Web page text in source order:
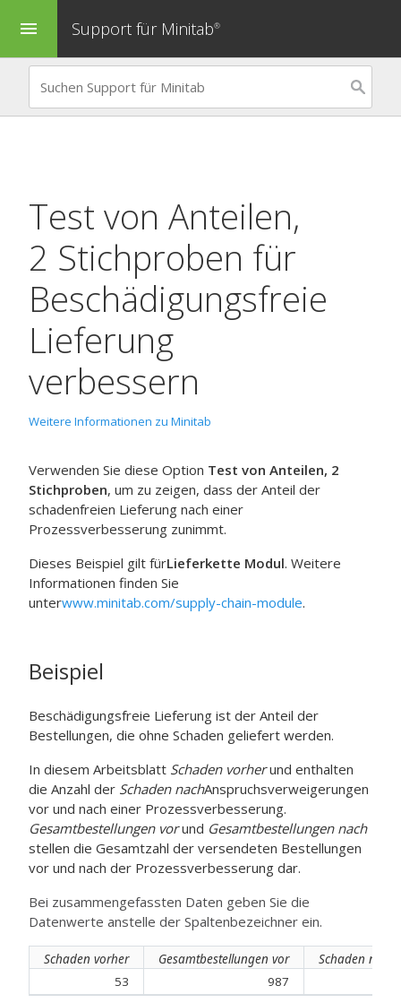
menu Support für Minitab®
Test von Anteilen,
2 Stichproben für
Beschädigungsfreie
Lieferung
verbessern
Weitere Informationen zu Minitab
Verwenden Sie diese Option Test von Anteilen, 2
Stichproben, um zu zeigen, dass der Anteil der
schadenfreien Lieferung nach einer
Prozessverbesserung zunimmt.
Dieses Beispiel gilt fürLieferkette Modul. Weitere
Informationen finden Sie
unterwww.minitab.com/supply-chain-module.
Beispiel
Beschädigungsfreie Lieferung ist der Anteil der
Bestellungen, die ohne Schaden geliefert werden.
In diesem Arbeitsblatt Schaden vorherund enthalten
die Anzahl der Schaden nachAnspruchsverweigerungen
vor und nach einer Prozessverbesserung.
Gesamtbestellungen vorund Gesamtbestellungen nach
stellen die Gesamtzahl der versendeten Bestellungen
vor und nach der Prozessverbesserung dar.
Bei zusammengefassten Daten geben Sie die
Datenwerte anstelle der Spaltenbezeichner ein.
Schaden vorher Gesamtbestellungen vor
Schaden nach
53
987